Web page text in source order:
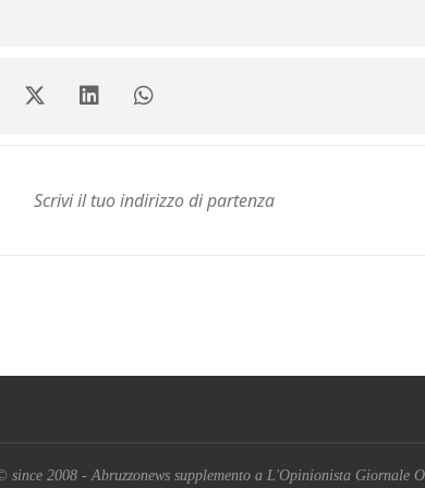
2008 - Abruzzonews supplemento a L'Opinionista Giornale